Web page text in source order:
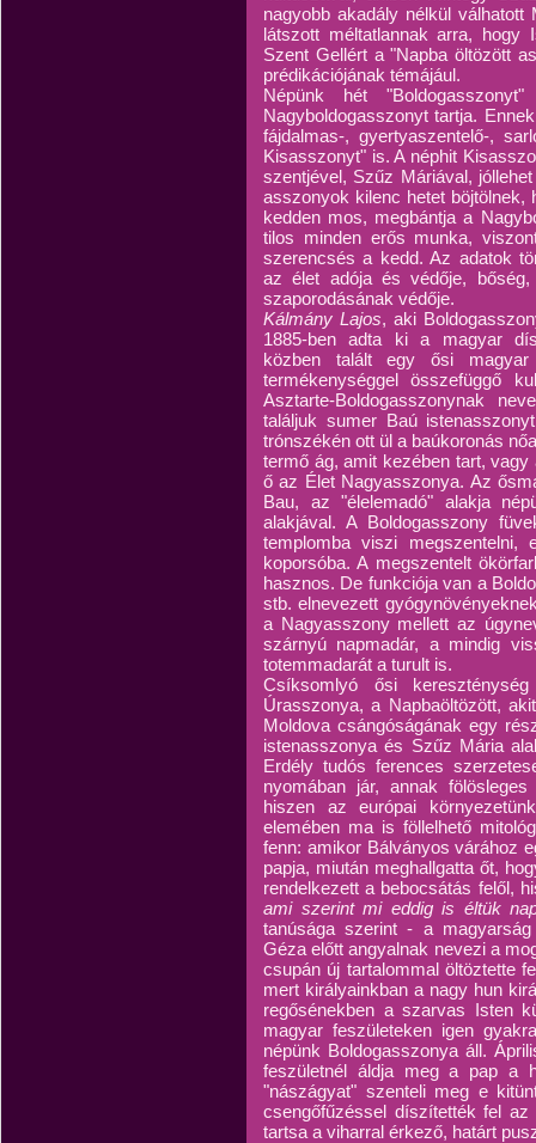
nagyobb akadály nélkül
látszott méltatlannak arra,
Szent Gellért a "Napba öltözött
prédikációjának témájául.
Népünk hét
Nagyboldogasszonyt tartja.
fájdalmas-, gyertyaszentelő-,
Kisasszonyt" is. A néphit
szentjével, Szűz Máriával,
asszonyok kilenc hetet
kedden mos, megbántja a
tilos minden erős munka,
szerencsés a kedd. Az adatok
az élet adója és védője,
szaporodásának védője.
Kálmány Lajos, aki
1885-ben adta ki a magyar
közben talált egy ősi magyar
termékenységgel összefüggő
Asztarte-Boldogasszonynak
találjuk sumer Baú
trónszékén ott ül a baúkoronás
termő ág, amit kezében tart,
ő az Élet Nagyasszonya. Az
Bau, az "élelemadó" alakja
alakjával. A Boldogasszony
templomba viszi
koporsóba. A megszentelt
hasznos. De funkciója van a
stb. elnevezett
a Nagyasszony mellett az
szárnyú napmadár, a mindig
totemmadarát a turult is.
Csíksomlyó ősi
Úrasszonya, a Napbaöltözött,
Moldova csángóságának egy
istenasszonya és Szűz Mária
Erdély tudós ferences
nyomában jár, annak
hiszen az európai
elemében ma is föllelhető
fenn: amikor Bálványos várához
papja, miután meghallgatta őt,
rendelkezett a bebocsátás felől,
ami szerint mi eddig is éltük
tanúsága szerint - a
Géza előtt angyalnak nevezi a
csupán új tartalommal öltöztette
mert királyainkban a nagy hun
regősénekben a szarvas Isten
magyar feszületeken igen
népünk Boldogasszonya áll.
feszületnél áldja meg a pap a
"nászágyat" szenteli meg e
csengőfűzéssel díszítették fel az
tartsa a viharral érkező, határt